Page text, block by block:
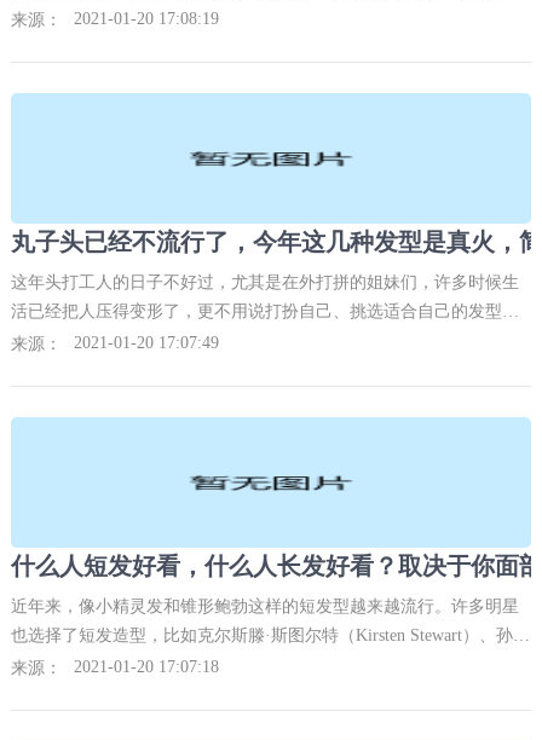
太多时间顾及到外貌的打扮上，经常穿得邋里邋遢，别说时尚感了，
来源： 2021-01-20 17:08:19
这年头打工人的日子不好过，尤其是在外打拼的姐妹们，许多时候生
活已经把人压得变形了，更不用说打扮自己、挑选适合自己的发型。
尤其是沿海城市的姐妹们，一出门的冷风就给人带来灵魂暴击，无论
来源： 2021-01-20 17:07:49
近年来，像小精灵发和锥形鲍勃这样的短发型越来越流行。许多明星
也选择了短发造型，比如克尔斯滕·斯图尔特（Kirsten Stewart）、孙
俪、周冬雨、马伊琍、海清、戚薇、王珞丹等一大批女明星，她们清
来源： 2021-01-20 17:07:18